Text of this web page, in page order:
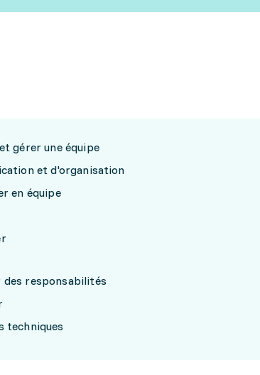
gérer une équipe
et d'organisation
en équipe
des responsabilités
techniques